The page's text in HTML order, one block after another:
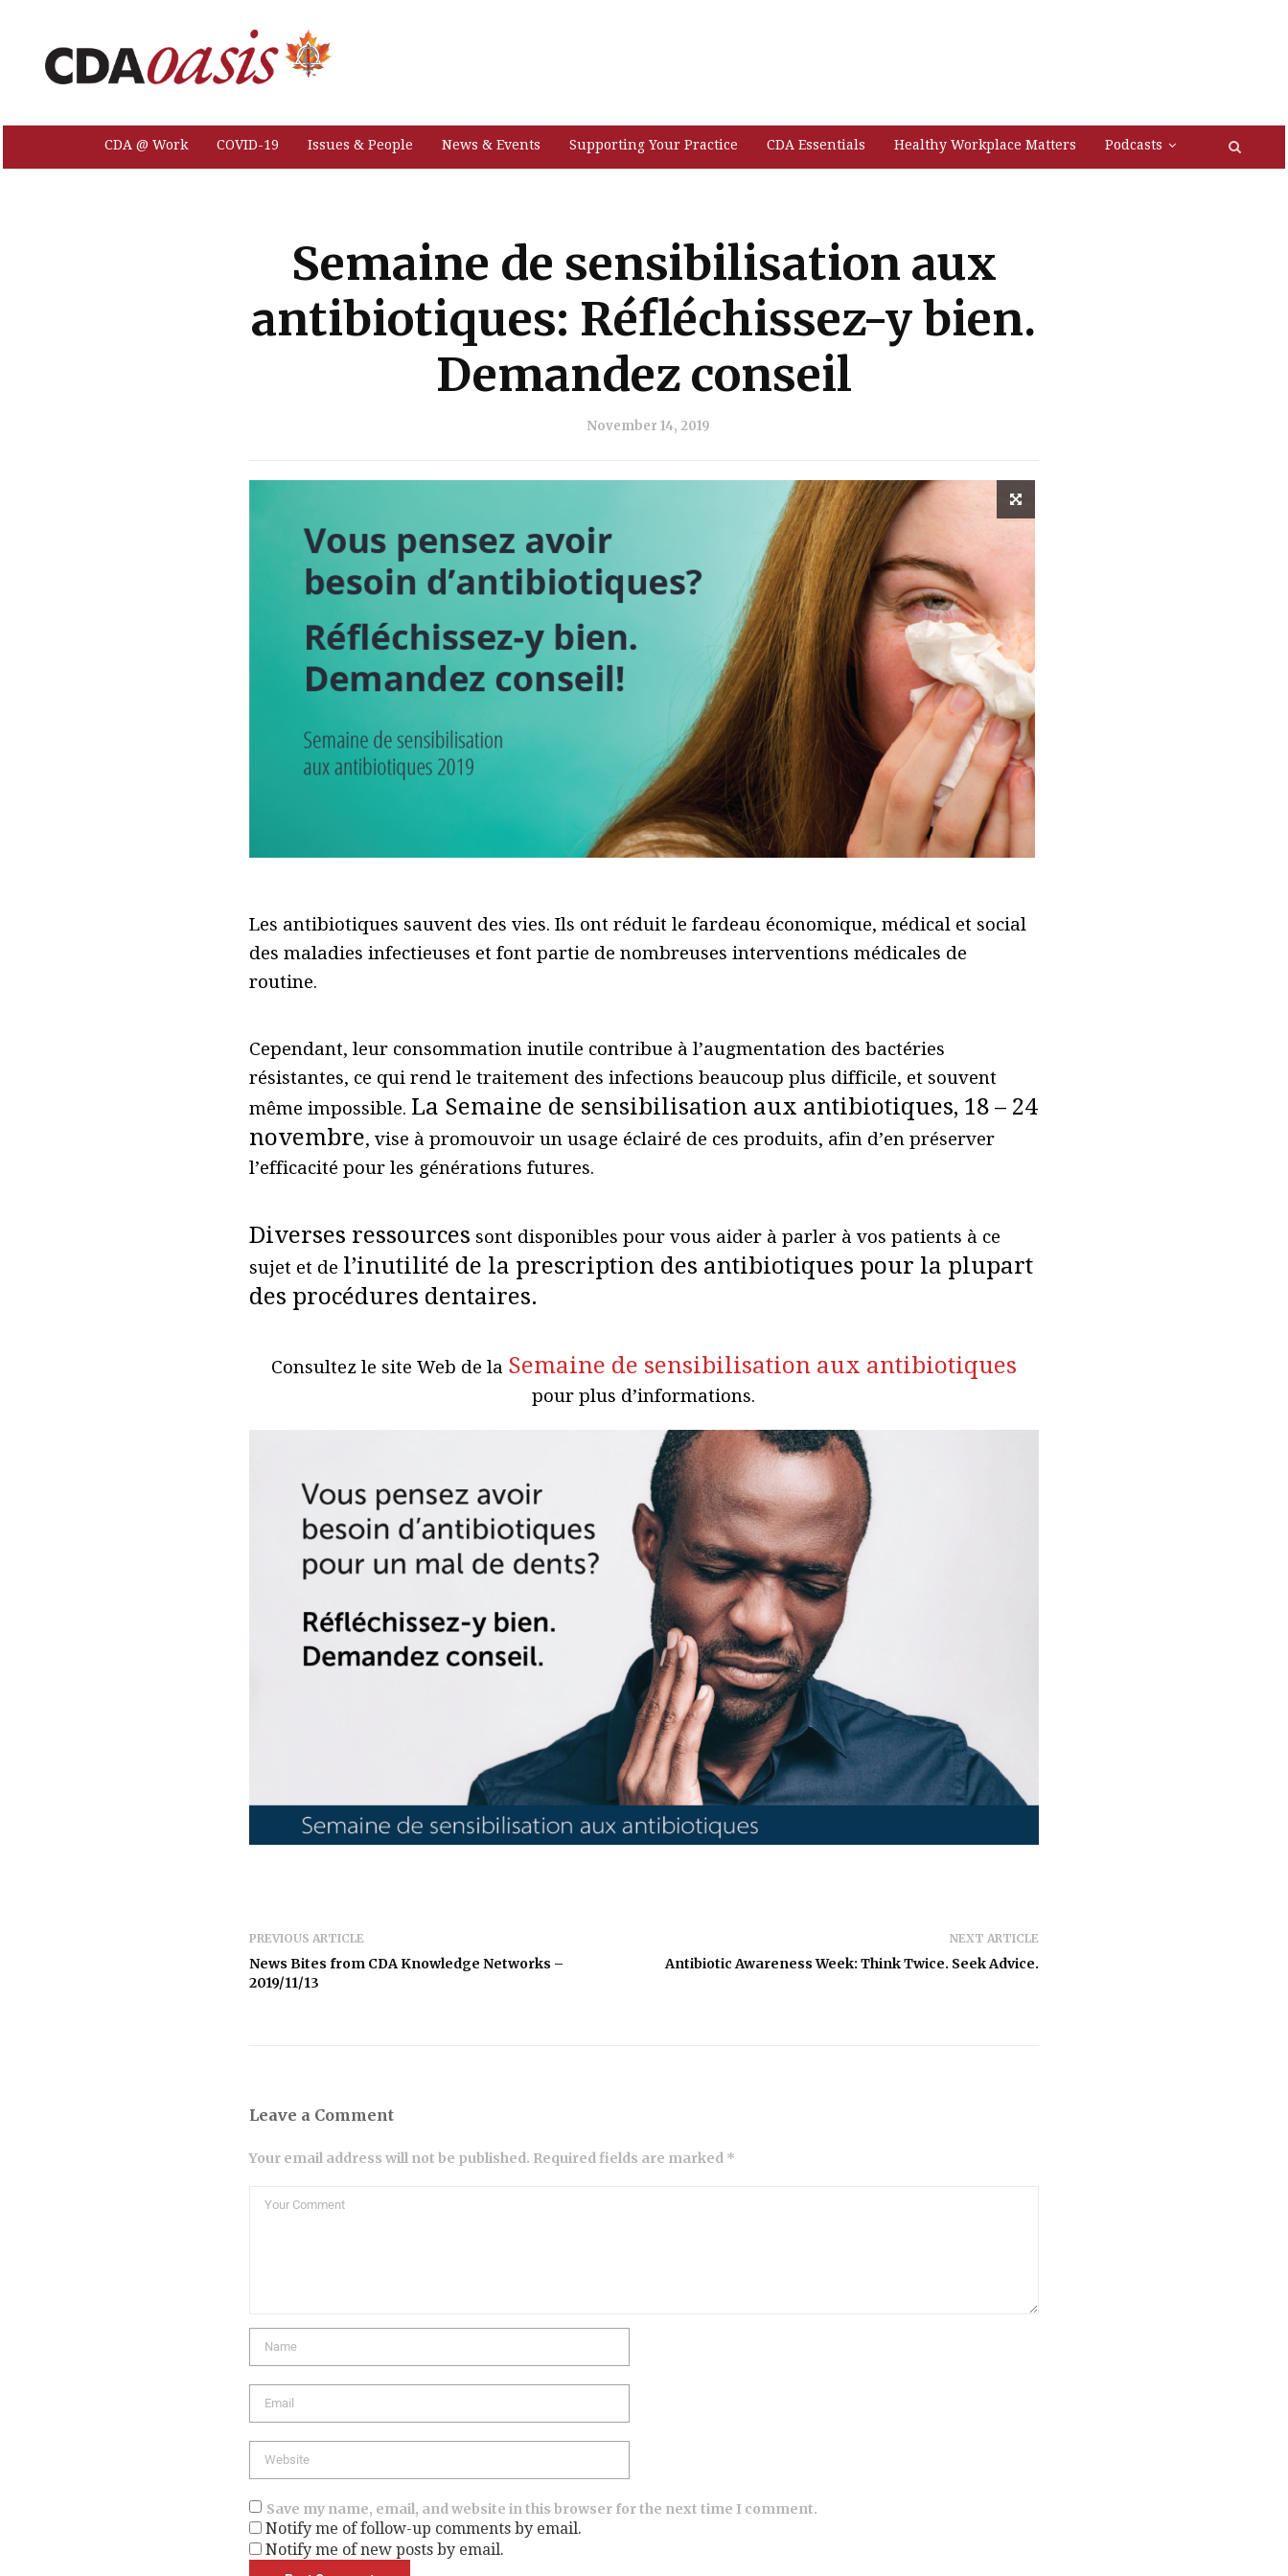
CDA @ Work COVID-19 Issues & People News & Events Supporting Your Practice CDA Essentials Healthy Workplace Matters Podcasts
Semaine de sensibilisation aux
antibiotiques: Réfléchissez-y bien.
Demandez conseil
November 14, 2019
Les antibiotiques sauvent des vies. Ils ont réduit le fardeau économique, médical et social
des maladies infectieuses et font partie de nombreuses interventions médicales de
routine.
Cependant, leur consommation inutile contribue à l’augmentation des bactéries
résistantes, ce qui rend le traitement des infections beaucoup plus difficile, et souvent
même impossible. La Semaine de sensibilisation aux antibiotiques, 18 – 24
novembre, vise à promouvoir un usage éclairé de ces produits, afin d’en préserver
l’efficacité pour les générations futures.
Diverses ressources sont disponibles pour vous aider à parler à vos patients à ce
sujet et de l’inutilité de la prescription des antibiotiques pour la plupart
des procédures dentaires.
Consultez le site Web de la Semaine de sensibilisation aux antibiotiques
pour plus d’informations.
PREVIOUS ARTICLE
News Bites from CDA Knowledge Networks –
2019/11/13
NEXT ARTICLE
Antibiotic Awareness Week: Think Twice. Seek Advice.
Leave a Comment
Your email address will not be published. Required fields are marked *
Save my name, email, and website in this browser for the next time I comment.
Notify me of follow-up comments by email.
Notify me of new posts by email.